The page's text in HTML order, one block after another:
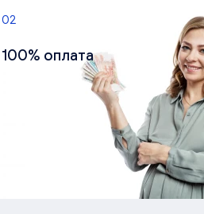
02
100% оплата